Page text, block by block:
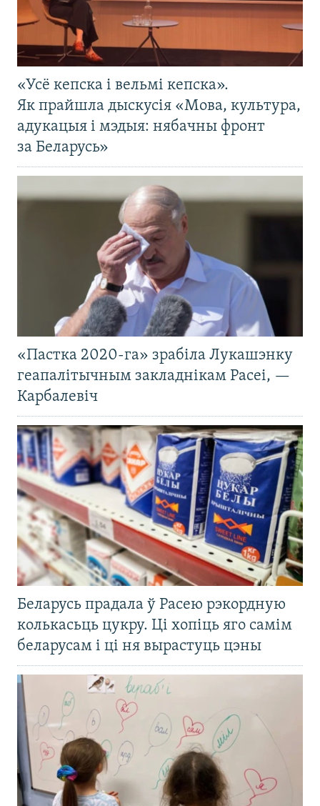
«Усё кепска і вельмі кепска».
Як прайшла дыскусія «Мова, культура,
адукацыя і мэдыя: нябачны фронт
за Беларусь»
«Пастка 2020-га» зрабіла Лукашэнку
геапалітычным закладнікам Расеі, —
Карбалевіч
Беларусь прадала ў Расею рэкордную
колькасьць цукру. Ці хопіць яго самім
беларусам і ці ня вырастуць цэны